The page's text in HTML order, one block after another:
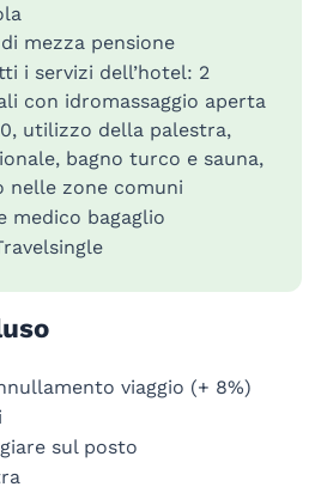
mezza pensione
i servizi dell’hotel: 2
con idromassaggio aperta
utilizzo della palestra,
bagno turco e sauna,
zone comuni
medico bagaglio
viaggio (+ 8%)
sul posto